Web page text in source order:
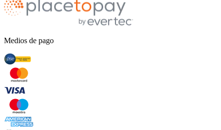
Medios de pago